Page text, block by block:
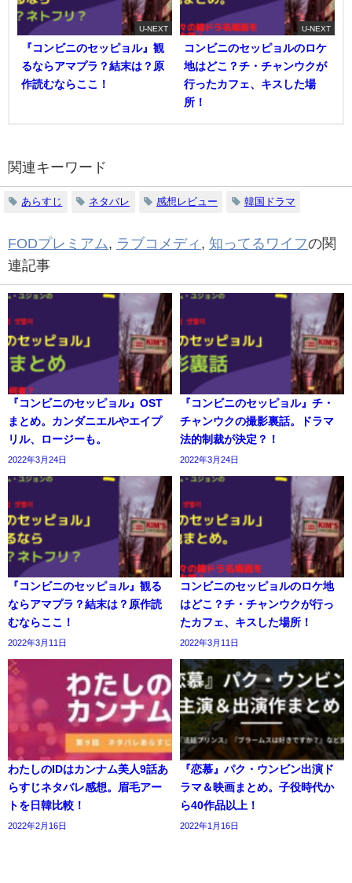
U-NEXT
『コンビニのセッピョル』観
るならアマプラ？結末は？原
作読むならここ！
U-NEXT
コンビニのセッピョルのロケ
地はどこ？チ・チャンウクが
行ったカフェ、キスした場
所！
関連キーワード
あらすじ ネタバレ 感想レビュー 韓国ドラマ
FODプレミアム ラブコメディ 知ってるワイフの関
連記事
『コンビニのセッピョル』OST
まとめ。カンダニエルやエイプ
リル、ロージーも。
2022年3月24日
『コンビニのセッピョル』チ・
チャンウクの撮影裏話。ドラマ
法的制裁が決定？！
2022年3月24日
『コンビニのセッピョル』観る
ならアマプラ？結末は？原作読
むならここ！
2022年3月11日
コンビニのセッピョルのロケ地
はどこ？チ・チャンウクが行っ
たカフェ、キスした場所！
2022年3月11日
わたしのIDはカンナム美人9話あ
らすじネタバレ感想。眉毛アー
トを日韓比較！
2022年2月16日
『恋慕』パク・ウンビン出演ド
ラマ＆映画まとめ。子役時代か
ら40作品以上！
2022年1月16日